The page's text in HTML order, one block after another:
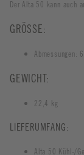
Der Alta 50 kann auch
GRÖSSE:
Abmessungen:
GEWICHT:
22,4 kg
LIEFERUMFANG:
Alta 50 Kühl-/